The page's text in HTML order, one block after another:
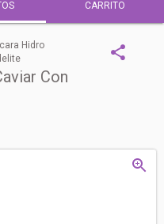
CARRITO
Hidro
Con